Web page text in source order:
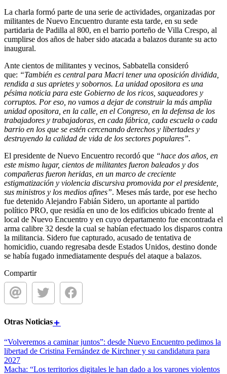
La charla formó parte de una serie de actividades, organizadas por
militantes de Nuevo Encuentro durante esta tarde, en su sede
partidaria de Padilla al 800, en el barrio porteño de Villa Crespo, al
cumplirse dos años de haber sido atacada a balazos durante su acto
inaugural.
Ante cientos de militantes y vecinos, Sabbatella consideró
que: “También es central para Macri tener una oposición dividida,
rendida a sus aprietes y sobornos. La unidad opositora es una
pésima noticia para este Gobierno de los ricos, saqueadores y
corruptos. Por eso, no vamos a dejar de construir la más amplia
unidad opositora, en la calle, en el Congreso, en la defensa de los
trabajadores y trabajadoras, en cada fábrica, cada escuela o cada
barrio en los que se estén cercenando derechos y libertades y
destruyendo la calidad de vida de los sectores populares”.
El presidente de Nuevo Encuentro recordó que “hace dos años, en
este mismo lugar, cientos de militantes fueron baleados y dos
compañeras fueron heridas, en un marco de creciente
estigmatización y violencia discursiva promovida por el presidente,
sus ministros y los medios afines”. Meses más tarde, por ese hecho
fue detenido Alejandro Fabián Sidero, un aportante al partido
político PRO, que residía en uno de los edificios ubicado frente al
local de Nuevo Encuentro y en cuyo departamento fue encontrada el
arma calibre 32 desde la cual se habían efectuado los disparos contra
la militancia. Sidero fue capturado, acusado de tentativa de
homicidio, cuando regresaba desde Estados Unidos, destino donde
se había fugado inmediatamente después del ataque a balazos.
Compartir
Otras Noticias
“Volveremos a caminar juntos”: desde Nuevo Encuentro pedimos la
libertad de Cristina Fernández de Kirchner y su candidatura para
2027
Macha: “Los territorios digitales le han dado a los varones violentos